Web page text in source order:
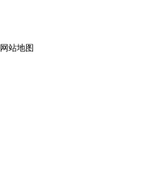
网站地图